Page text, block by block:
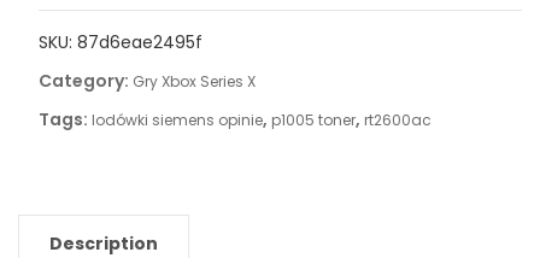
SKU: 87d6eae2495f
Category: Gry Xbox Series X
Tags: lodówki siemens opinie, p1005 toner, rt2600ac
Description